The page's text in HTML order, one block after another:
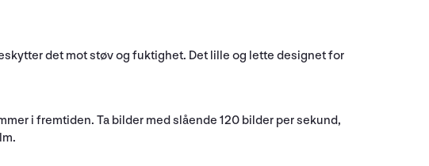
det mot støv og fuktighet. Det lille og lette designet for
i fremtiden. Ta bilder med slående 120 bilder per sekund,